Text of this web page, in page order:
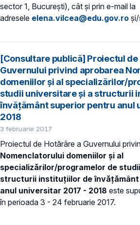
sector 1, București), cât și prin e-mail la
adresele elena.vilcea@edu.gov.ro
[Consultare publică] Proiectul de
Guvernului privind aprobarea
domeniilor şi al specializărilor/
studii universitare şi a structurii
învăţământ superior pentru anul
2018
3 februarie 2017
Proiectul de Hotărâre a Guvernului
Nomenclatorului domeniilor şi al
specializărilor/programelor de
structurii instituţiilor de
anul universitar 2017 - 2018 este
în perioada 3 - 24 februarie 2017.